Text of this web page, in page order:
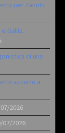
per Zanotti
Gallis.
di una
azzurro a
2026
07/2026